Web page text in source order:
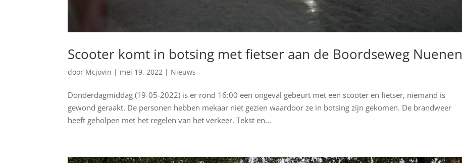
Scooter komt in botsing met fietser aan de Boordseweg Nuenen
door Mcjovin | mei 19, 2022 | Nieuws
Donderdagmiddag (19-05-2022) is er rond 16:00 een ongeval gebeurt met een scooter en fietser, niemand is
gewond geraakt. De personen hebben mekaar niet gezien waardoor ze in botsing zijn gekomen. De brandweer
heeft geholpen met het regelen van het verkeer. Tekst en...